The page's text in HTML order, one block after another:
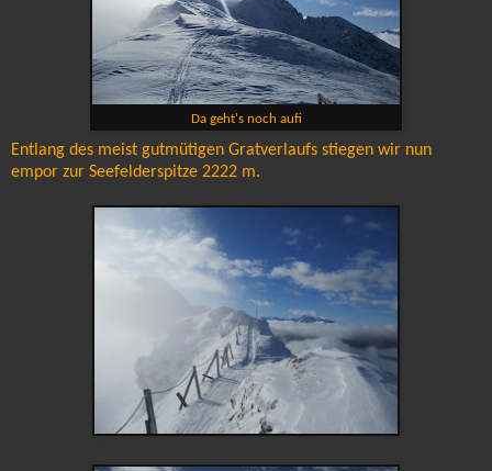
Da geht's noch aufi
Entlang des meist gutmütigen Gratverlaufs stiegen wir nun
empor zur Seefelderspitze 2222 m.